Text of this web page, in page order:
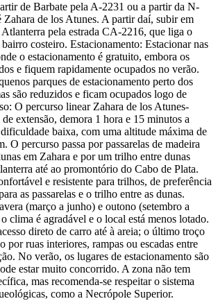
de Barbate pela A-2231 ou a partir da N-
de los Atunes. A partir daí, subir em
pela estrada CA-2216, que liga o
costeiro. Estacionamento: Estacionar nas
o estacionamento é gratuito, embora os
e fiquem rapidamente ocupados no verão.
parques de estacionamento perto dos
são reduzidos e ficam ocupados logo de
O percurso linear Zahara de los Atunes-
extensão, demora 1 hora e 15 minutos a
baixa, com uma altitude máxima de
O percurso passa por passarelas de madeira
em Zahara e por um trilho entre dunas
até ao promontório do Cabo de Plata.
e resistente para trilhos, de preferência
as passarelas e o trilho entre as dunas.
(março a junho) e outono (setembro a
clima é agradável e o local está menos lotado.
direto de carro até à areia; o último troço
por ruas interiores, rampas ou escadas entre
No verão, os lugares de estacionamento são
estar muito concorrido. A zona não tem
mas recomenda-se respeitar o sistema
como a Necrópole Superior.